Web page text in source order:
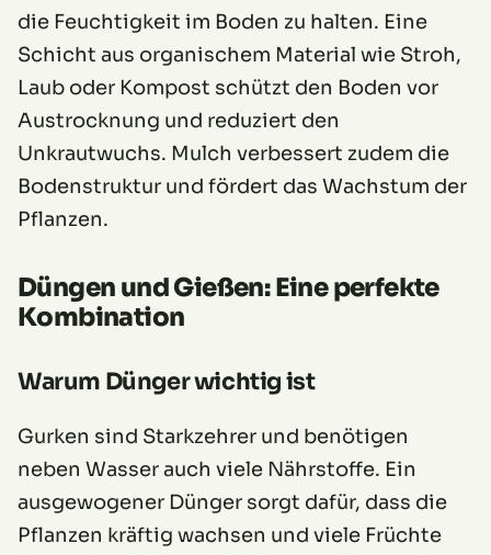
die Feuchtigkeit im Boden zu halten. Eine
Schicht aus organischem Material wie Stroh,
Laub oder Kompost schützt den Boden vor
Austrocknung und reduziert den
Unkrautwuchs. Mulch verbessert zudem die
Bodenstruktur und fördert das Wachstum der
Pflanzen.
Düngen und Gießen: Eine perfekte
Kombination
Warum Dünger wichtig ist
Gurken sind Starkzehrer und benötigen
neben Wasser auch viele Nährstoffe. Ein
ausgewogener Dünger sorgt dafür, dass die
Pflanzen kräftig wachsen und viele Früchte